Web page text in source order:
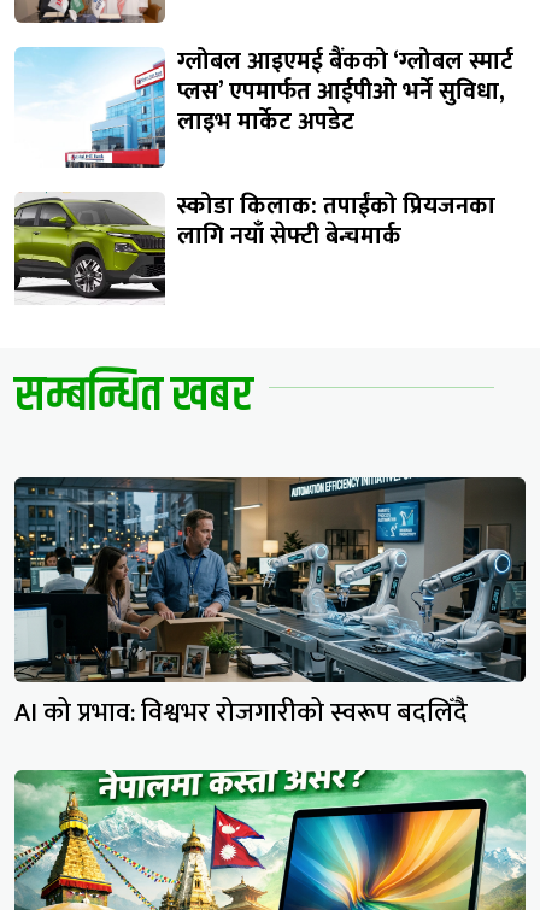
ग्लोबल आइएमई बैंकको ‘ग्लोबल स्मार्ट
प्लस’ एपमार्फत आईपीओ भर्ने सुविधा,
लाइभ मार्केट अपडेट
स्कोडा किलाक: तपाईंको प्रियजनका
लागि नयाँ सेफ्टी बेन्चमार्क
सम्बन्धित खबर
AI को प्रभाव: विश्वभर रोजगारीको स्वरूप बदलिँदै